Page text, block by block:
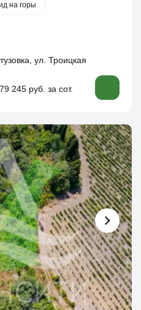
на горы
ул. Троицкая
245 руб. за сот.